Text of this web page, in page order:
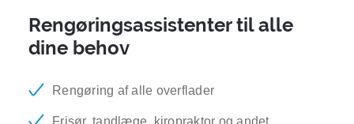
Rengøringsassistenter til alle
dine behov
Rengøring af alle overflader
Frisør, tandlæge, kiropraktor og andet